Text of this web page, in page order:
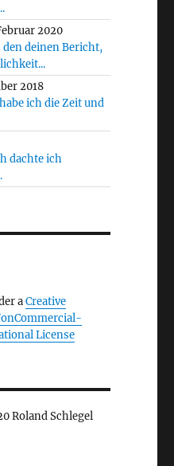
2020
den deinen Bericht,
2018
ich die Zeit und
dachte ich
aCreative
License
Roland Schlegel